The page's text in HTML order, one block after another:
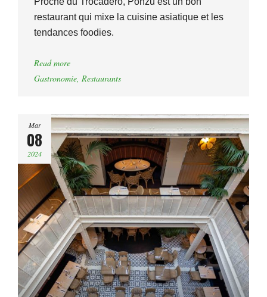
restaurant qui mixe la cuisine asiatique et les
tendances foodies.
Read more
Gastronomie, Restaurants
Mar
08
2024